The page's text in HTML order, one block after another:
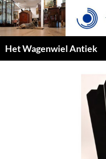
Het Wagenwiel Antiek